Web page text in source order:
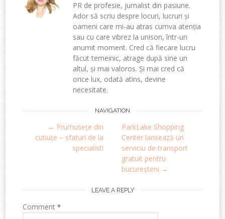
PR de profesie, jurnalist din pasiune.
Ador să scriu despre locuri, lucruri și
oameni care mi-au atras cumva atenția
sau cu care vibrez la unison, într-un
anumit moment. Cred că fiecare lucru
făcut temeinic, atrage după sine un
altul, și mai valoros. Și mai cred că
orice lux, odată atins, devine
necesitate.
navigation
NAVIGATION
← Frumusețe din
cutiuțe – sfaturi de la
specialist!
ParkLake Shopping
Center lansează un
serviciu de transport
gratuit pentru
bucureșteni →
LEAVE A REPLY
Comment*